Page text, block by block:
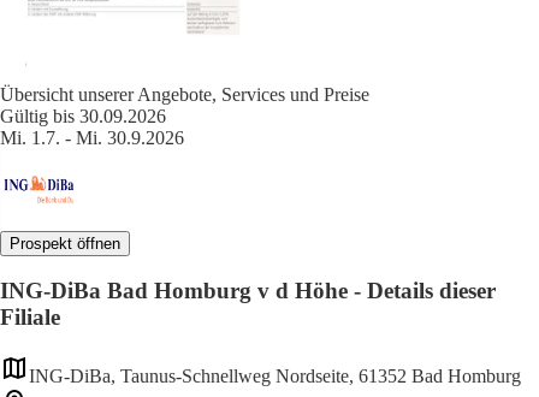
Übersicht unserer Angebote, Services und Preise
Gültig bis 30.09.2026
Mi. 1.7. - Mi. 30.9.2026
Prospekt öffnen
ING-DiBa Bad Homburg v d Höhe - Details dieser
Filiale
ING-DiBa, Taunus-Schnellweg Nordseite, 61352 Bad Homburg